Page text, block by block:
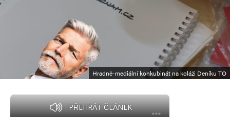
Hradně-mediální konkubinát na koláži Deníku TO
PŘEHRÁT ČLÁNEK